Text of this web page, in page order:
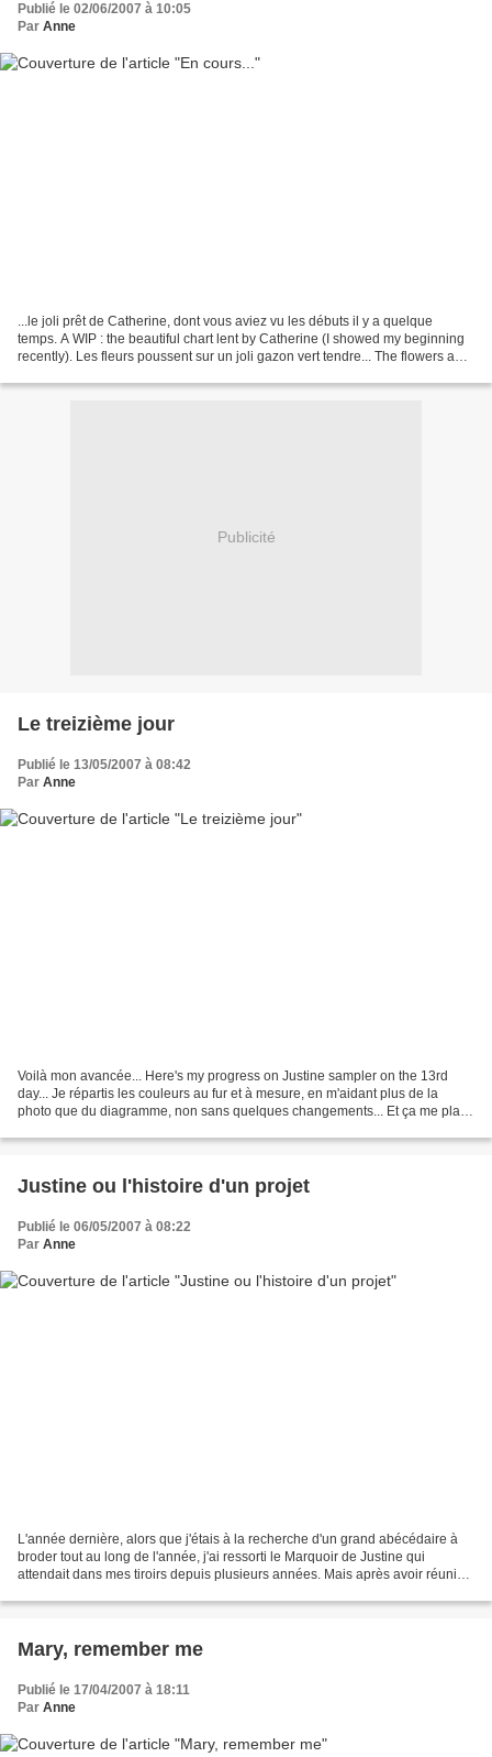
Publié le 02/06/2007 à 10:05
Par Anne
...le joli prêt de Catherine, dont vous aviez vu les débuts il y a quelque
temps. A WIP : the beautiful chart lent by Catherine (I showed my beginning
recently). Les fleurs poussent sur un joli gazon vert tendre... The flowers and
Publicité
Le treizième jour
Publié le 13/05/2007 à 08:42
Par Anne
Voilà mon avancée... Here's my progress on Justine sampler on the 13rd
day... Je répartis les couleurs au fur et à mesure, en m'aidant plus de la
photo que du diagramme, non sans quelques changements... Et ça me plaît
Justine ou l'histoire d'un projet
Publié le 06/05/2007 à 08:22
Par Anne
L'année dernière, alors que j'étais à la recherche d'un grand abécédaire à
broder tout au long de l'année, j'ai ressorti le Marquoir de Justine qui
attendait dans mes tiroirs depuis plusieurs années. Mais après avoir réuni
Mary, remember me
Publié le 17/04/2007 à 18:11
Par Anne